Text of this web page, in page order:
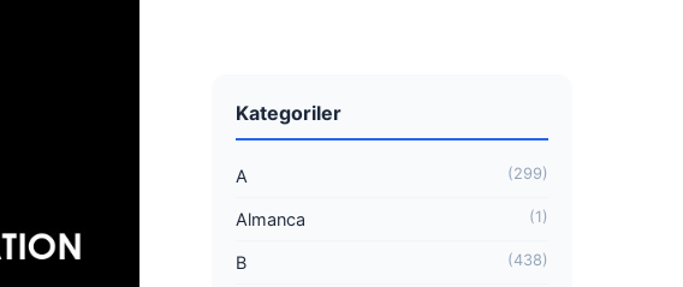
Kategoriler
A (299)
Almanca (1)
B (438)